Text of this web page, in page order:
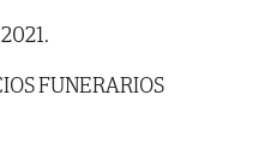
FUNERARIOS